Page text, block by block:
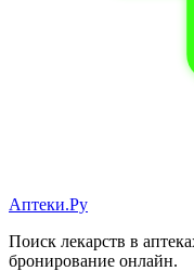
Аптеки.Ру
Поиск лекарств в
бронирование онлайн.